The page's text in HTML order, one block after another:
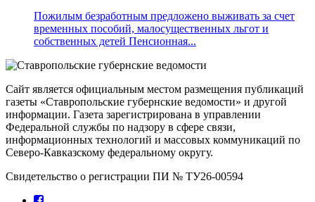
Пожилым безработным предложено выживать за счет
временных пособий, малосущественных льгот и
собственных детей Пенсионная...
Сайт является официальным местом размещения публикаций
газеты «Ставропольские губернские ведомости» и другой
информации. Газета зарегистрирована в управлении
Федеральной службы по надзору в сфере связи,
информационных технологий и массовых коммуникаций по
Северо-Кавказскому федеральному округу.
Свидетельство о регистрации ПИ № ТУ26-00594